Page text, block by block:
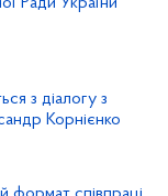
з діалогу з
Корнієнко